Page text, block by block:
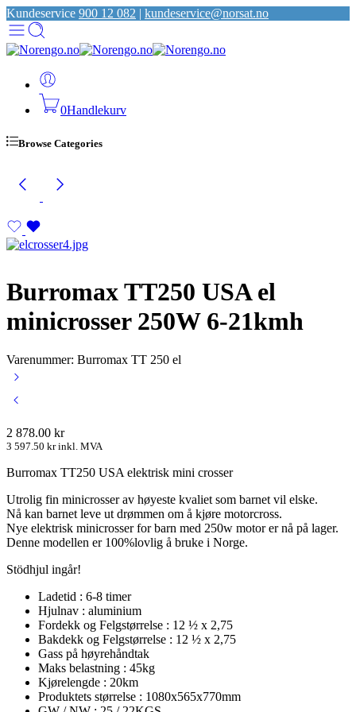
Kundeservice 900 12 082 | kundeservice@norsat.no
0Handlekurv
Browse Categories
Burromax TT250 USA el
minicrosser 250W 6-21kmh
Varenummer: Burromax TT 250 el
2 878.00 kr
3 597.50 krinkl. MVA
Burromax TT250 USA elektrisk mini crosser
Utrolig fin minicrosser av høyeste kvaliet som barnet vil elske.
Nå kan barnet leve ut drømmen om å kjøre motorcross.
Nye elektrisk minicrosser for barn med 250w motor er nå på lager.
Denne modellen er 100%lovlig å bruke i Norge.
Stödhjul ingår!
Ladetid : 6-8 timer
Hjulnav : aluminium
Fordekk og Felgstørrelse : 12 ½ x 2,75
Bakdekk og Felgstørrelse : 12 ½ x 2,75
Gass på høyrehåndtak
Maks belastning : 45kg
Kjørelengde : 20km
Produktets størrelse : 1080x565x770mm